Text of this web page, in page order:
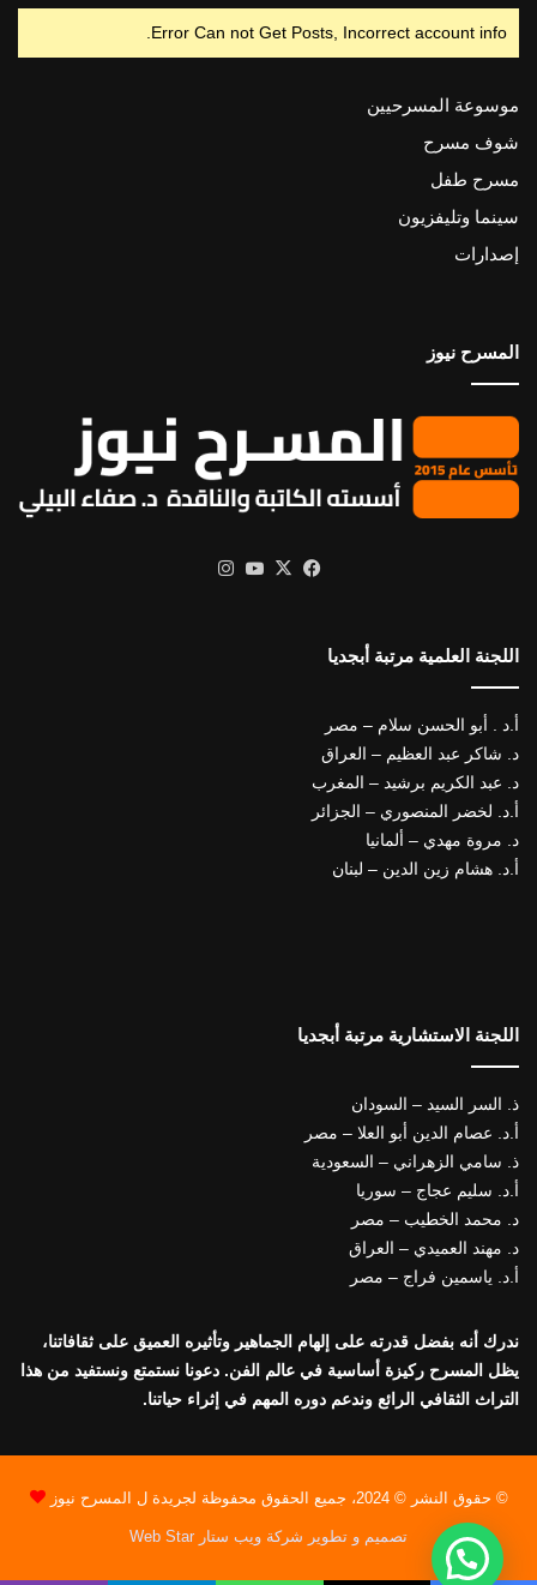
Error Can not Get Posts, Incorrect account info.
موسوعة المسرحيين
شوف مسرح
مسرح طفل
سينما وتليفزيون
إصدارات
المسرح نيوز
فيسبوك
X يوتيوب
اللجنة العلمية مرتبة أبجديا
أ.د . أبو الحسن سلام – مصر
د. شاكر عبد العظيم – العراق
د. عبد الكريم برشيد – المغرب
أ.د. لخضر المنصوري – الجزائر
د. مروة مهدي – ألمانيا
أ.د. هشام زين الدين – لبنان
اللجنة الاستشارية مرتبة أبجديا
ذ. السر السيد – السودان
أ.د. عصام الدين أبو العلا – مصر
ذ. سامي الزهراني – السعودية
أ.د. سليم عجاج – سوريا
د. محمد الخطيب – مصر
د. مهند العميدي – العراق
أ.د. ياسمين فراج – مصر
ندرك أنه بفضل قدرته على إلهام الجماهير وتأثيره العميق على ثقافاتنا،
يظل المسرح ركيزة أساسية في عالم الفن. دعونا نستمتع ونستفيد من هذا
التراث الثقافي الرائع وندعم دوره المهم في إثراء حياتنا.
© حقوق النشر © 2024، جميع الحقوق محفوظة لجريدة ل المسرح نيوز
تصميم و تطوير شركة ويب ستار Web Star